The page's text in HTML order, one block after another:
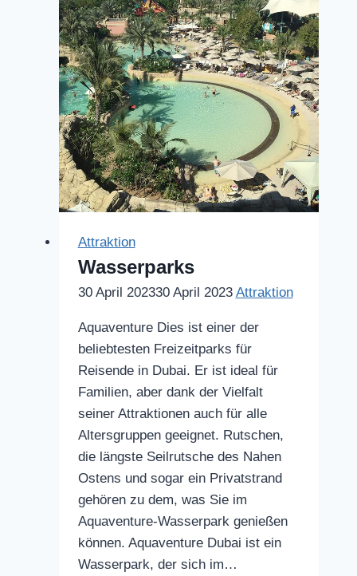
Attraktion
Wasserparks
30 April 202330 April 2023 Attraktion
Aquaventure Dies ist einer der
beliebtesten Freizeitparks für
Reisende in Dubai. Er ist ideal für
Familien, aber dank der Vielfalt
seiner Attraktionen auch für alle
Altersgruppen geeignet. Rutschen,
die längste Seilrutsche des Nahen
Ostens und sogar ein Privatstrand
gehören zu dem, was Sie im
Aquaventure-Wasserpark genießen
können. Aquaventure Dubai ist ein
Wasserpark, der sich im…